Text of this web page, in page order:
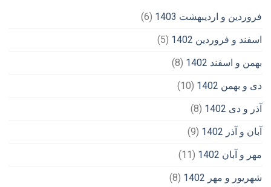
فروردین و اردیبهشت 1403
(6)
اسفند و فروردین 1402
(5)
بهمن و اسفند 1402
(8)
دی و بهمن 1402
(10)
آذر و دی 1402
(8)
آبان و آذر 1402
(9)
مهر و آبان 1402
(11)
شهریور و مهر 1402
(8)